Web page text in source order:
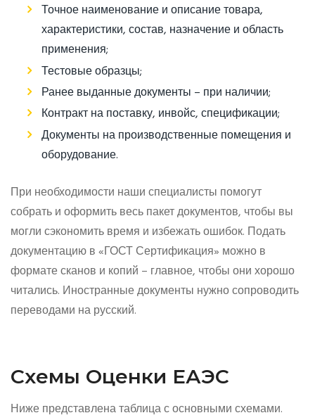
Точное наименование и описание товара,
характеристики, состав, назначение и область
применения;
Тестовые образцы;
Ранее выданные документы – при наличии;
Контракт на поставку, инвойс, спецификации;
Документы на производственные помещения и
оборудование.
При необходимости наши специалисты помогут
собрать и оформить весь пакет документов, чтобы вы
могли сэкономить время и избежать ошибок. Подать
документацию в «ГОСТ Сертификация» можно в
формате сканов и копий – главное, чтобы они хорошо
читались. Иностранные документы нужно сопроводить
переводами на русский.
Схемы Оценки ЕАЭС
Ниже представлена таблица с основными схемами.